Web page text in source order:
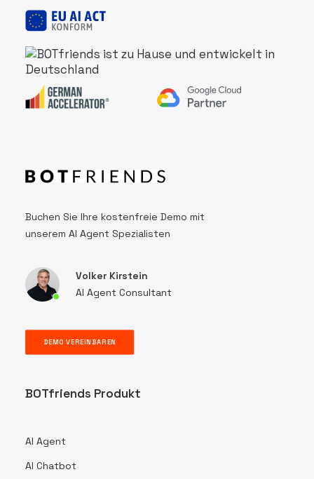
Buchen Sie Ihre kostenfreie Demo mit
unserem AI Agent Spezialisten
Volker Kirstein
AI Agent Consultant
DEMO VEREINBAREN
BOTfriends Produkt
AI Agent
AI Chatbot